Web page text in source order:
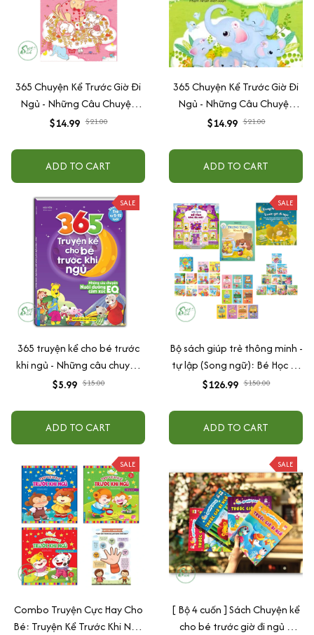
365 Chuyện Kể Trước Giờ Đi
Ngủ - Những Câu Chuyện
Phát Triển Chỉ Số Tình Cảm
$14.99 $21.00
ADD TO CART
365 Chuyện Kể Trước Giờ Đi
Ngủ - Những Câu Chuyện
Phát Triển Chỉ Số Thông Minh
$14.99 $21.00
ADD TO CART
SALE
365 truyện kể cho bé trước
khi ngủ - Những câu chuyện
nuôi dưỡng cảm xúc EQ (2-12
$5.99 $15.00
ADD TO CART
SALE
Bộ sách giúp trẻ thông minh -
tự lập (Song ngữ): Bé Học Lễ
Giáo - Trung Thực + Truyện
Cho Bé + Truyện Kể Cho Bé
Trước Giờ Đi Ngủ + Truyện
tranh dạy trẻ nề nếp, chăm
ngoan dành cho bé 3-9 tuổi
...
$126.99 $150.00
ADD TO CART
SALE
Combo Truyện Cực Hay Cho
Bé: Truyện Kể Trước Khi Ngủ
SALE
[ Bộ 4 cuốn ] Sách Chuyện kể
cho bé trước giờ đi ngủ _